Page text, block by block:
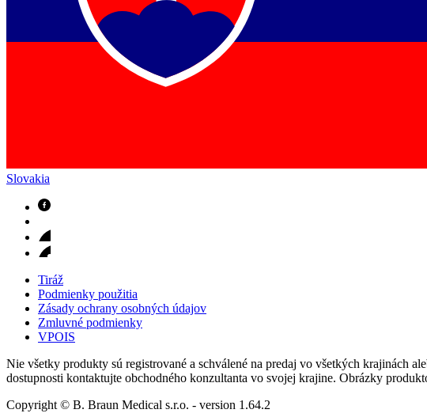
V nefrologických ambulanciách prevádzkujeme poradenstvo a prípravu
Slovakia
Tiráž
Podmienky použitia
Zásady ochrany osobných údajov
Zmluvné podmienky
VPOIS
Nie všetky produkty sú registrované a schválené na predaj vo všetkých krajinách
dostupnosti kontaktujte obchodného konzultanta vo svojej krajine. Obrázky
Copyright © B. Braun Medical s.r.o. - version 1.64.2